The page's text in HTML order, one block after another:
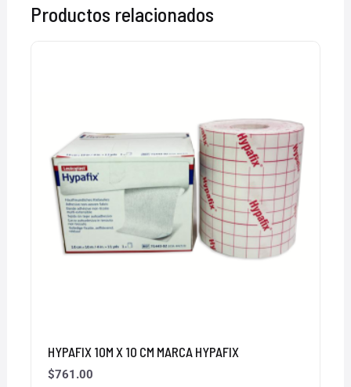
Productos relacionados
HYPAFIX 10M X 10 CM MARCA HYPAFIX
$761.00